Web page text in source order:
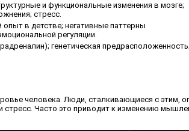
и функциональные изменения в мозге;
стресс.
в детстве; негативные паттерны
регуляции.
генетическая предрасположенность;
человека. Люди, сталкивающиеся с
Часто это приводит к изменению